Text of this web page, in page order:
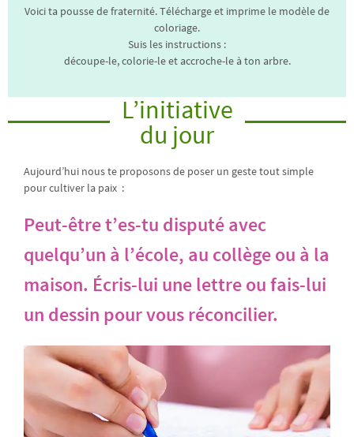
Voici ta pousse de fraternité. Télécharge et imprime le modèle de
coloriage.
Suis les instructions :
découpe-le, colorie-le et accroche-le à ton arbre.
L’initiative
du jour
Aujourd’hui nous te proposons de poser un geste tout simple
pour cultiver la paix :
Peut-être t’es-tu disputé avec
quelqu’un à l’école, au collège ou à la
maison. Écris-lui une lettre ou fais-lui
un dessin pour vous réconcilier.